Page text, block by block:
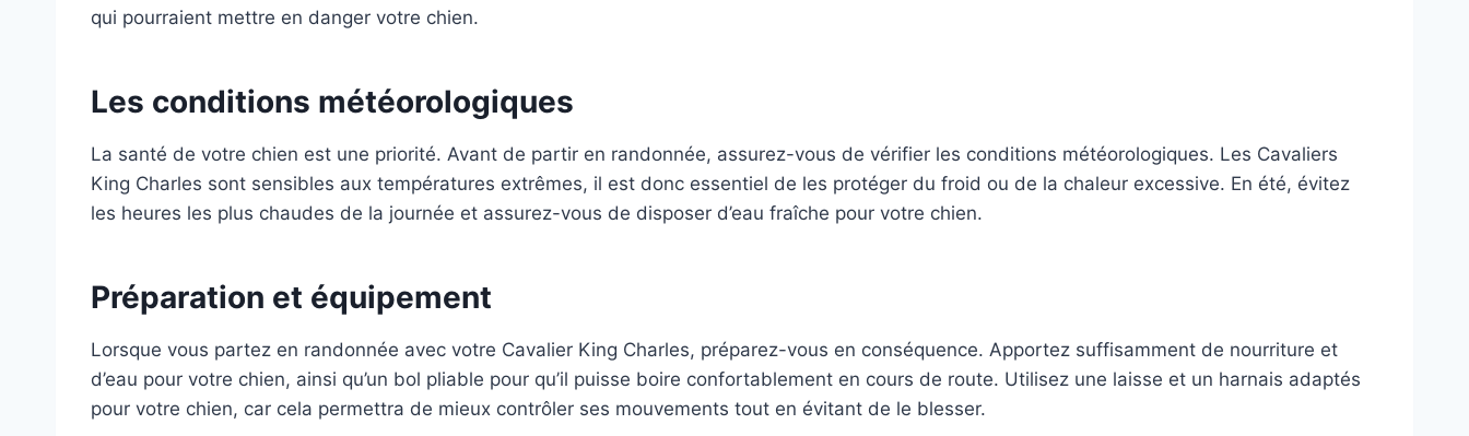
qui pourraient mettre en danger votre chien.
Les conditions météorologiques
La santé de votre chien est une priorité. Avant de partir en randonnée, assurez-vous de vérifier les conditions météorologiques. Les Cavaliers
King Charles sont sensibles aux températures extrêmes, il est donc essentiel de les protéger du froid ou de la chaleur excessive. En été, évitez
les heures les plus chaudes de la journée et assurez-vous de disposer d’eau fraîche pour votre chien.
Préparation et équipement
Lorsque vous partez en randonnée avec votre Cavalier King Charles, préparez-vous en conséquence. Apportez suffisamment de nourriture et
d’eau pour votre chien, ainsi qu’un bol pliable pour qu’il puisse boire confortablement en cours de route. Utilisez une laisse et un harnais adaptés
pour votre chien, car cela permettra de mieux contrôler ses mouvements tout en évitant de le blesser.